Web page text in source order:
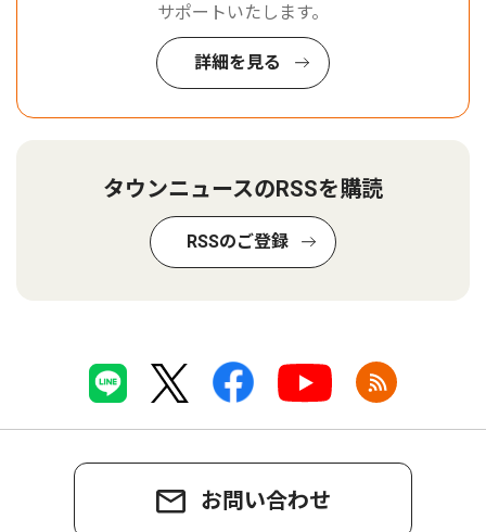
サポートいたします。
詳細を見る
タウンニュースのRSSを購読
RSSのご登録
お問い合わせ